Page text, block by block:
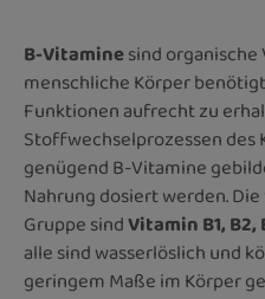
B-Vitaminesind
menschliche Körper
Funktionen aufrecht zu
Stoffwechselprozessen des
genügend B-Vitamine
Nahrung dosiert werden.
Gruppe sindVitamin B1, B2,
alle sind wasserlöslich und
geringem Maße im Körper